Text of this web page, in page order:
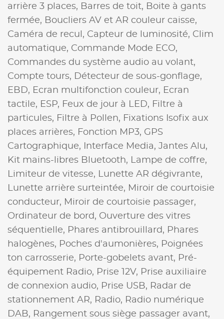
arrière 3 places, Barres de toit, Boite à gants
fermée, Boucliers AV et AR couleur caisse,
Caméra de recul, Capteur de luminosité, Clim
automatique, Commande Mode ECO,
Commandes du système audio au volant,
Compte tours,
Détecteur de sous-gonflage,
EBD, Ecran multifonction couleur, Ecran
tactile, ESP, Feux de jour à LED, Filtre à
particules, Filtre à Pollen, Fixations Isofix aux
places arrières, Fonction MP3, GPS
Cartographique,
Interface Media, Jantes Alu,
Kit mains-libres Bluetooth,
Lampe de coffre,
Limiteur de vitesse,
Lunette AR dégivrante,
Lunette arrière surteintée, Miroir de courtoisie
conducteur, Miroir de courtoisie passager,
Ordinateur de bord, Ouverture des vitres
séquentielle, Phares antibrouillard, Phares
halogènes, Poches d'aumonières, Poignées
ton carrosserie, Porte-gobelets avant, Pré-
équipement Radio, Prise 12V, Prise auxiliaire
de connexion audio, Prise USB, Radar de
stationnement AR, Radio, Radio numérique
DAB, Rangement sous siège passager avant,